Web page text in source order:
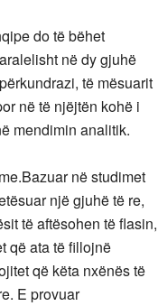
do të bëhet
në dy gjuhë
të mësuarit
në të njëjtën kohë i
mendimin analitik.
në studimet
një gjuhë të re,
të aftësohen të flasin,
që ata të fillojnë
që këta nxënës të
E provuar